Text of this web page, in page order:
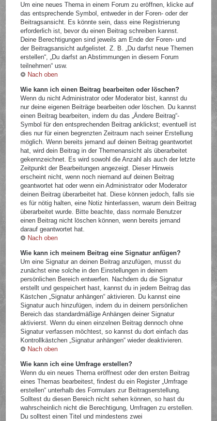
Um eine neues Thema in einem Forum zu eröffnen, klicke auf
das entsprechende Symbol, entweder in der Foren- oder der
Beitragsansicht. Es könnte sein, dass eine Registrierung
erforderlich ist, bevor du einen Beitrag schreiben kannst.
Deine Berechtigungen sind jeweils am Ende der Foren- und
der Beitragsansicht aufgelistet. Z. B. „Du darfst neue Themen
erstellen“, „Du darfst an Abstimmungen in diesem Forum
teilnehmen“ usw.
Nach oben
Wie kann ich einen Beitrag bearbeiten oder löschen?
Wenn du nicht Administrator oder Moderator bist, kannst du
nur deine eigenen Beiträge bearbeiten oder löschen. Du kannst
einen Beitrag bearbeiten, indem du das „Ändere Beitrag“-
Symbol für den entsprechenden Beitrag anklickst; eventuell ist
dies nur für einen begrenzten Zeitraum nach seiner Erstellung
möglich. Wenn bereits jemand auf deinen Beitrag geantwortet
hat, wird dein Beitrag in der Themenansicht als überarbeitet
gekennzeichnet. Es wird sowohl die Anzahl als auch der letzte
Zeitpunkt der Bearbeitungen angezeigt. Dieser Hinweis
erscheint nicht, wenn noch niemand auf deinen Beitrag
geantwortet hat oder wenn ein Administrator oder Moderator
deinen Beitrag überarbeitet hat. Diese können jedoch, falls sie
es für nötig halten, eine Notiz hinterlassen, warum dein Beitrag
überarbeitet wurde. Bitte beachte, dass normale Benutzer
einen Beitrag nicht löschen können, wenn bereits jemand
darauf geantwortet hat.
Nach oben
Wie kann ich meinem Beitrag eine Signatur anfügen?
Um eine Signatur an deinen Beitrag anzufügen, musst du
zunächst eine solche in den Einstellungen in deinem
persönlichen Bereich entwerfen. Nachdem du die Signatur
erstellt und gespeichert hast, kannst du in jedem Beitrag das
Kästchen „Signatur anhängen“ aktivieren. Du kannst eine
Signatur auch hinzufügen, indem du in deinem persönlichen
Bereich das standardmäßige Anhängen deiner Signatur
aktivierst. Wenn du einen einzelnen Beitrag dennoch ohne
Signatur verfassen möchtest, so kannst du dort einfach das
Kontrollkästchen „Signatur anhängen“ wieder deaktivieren.
Nach oben
Wie kann ich eine Umfrage erstellen?
Wenn du ein neues Thema eröffnest oder den ersten Beitrag
eines Themas bearbeitest, findest du ein Register „Umfrage
erstellen“ unterhalb des Formulars zur Beitragserstellung.
Solltest du diesen Bereich nicht sehen können, so hast du
wahrscheinlich nicht die Berechtigung, Umfragen zu erstellen.
Du solltest einen Titel und mindestens zwei